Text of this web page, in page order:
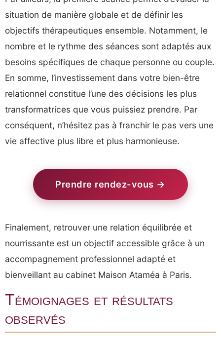
situation de manière globale et de définir les
objectifs thérapeutiques ensemble. Notamment, le
nombre et le rythme des séances sont adaptés aux
besoins spécifiques de chaque personne ou couple.
En somme, l’investissement dans votre bien-être
relationnel constitue l’une des décisions les plus
transformatrices que vous puissiez prendre. Par
conséquent, n’hésitez pas à franchir le pas vers une
vie affective plus libre et plus harmonieuse.
Prendre rendez-vous →
Finalement, retrouver une relation équilibrée et
nourrissante est un objectif accessible grâce à un
accompagnement professionnel adapté et
bienveillant au cabinet Maison Ataméa à Paris.
Témoignages et résultats
observés